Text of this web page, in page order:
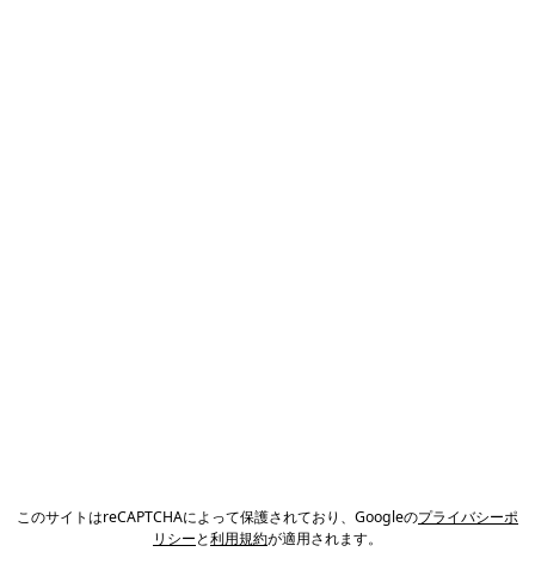
このサイトはreCAPTCHAによって保護されており、Googleのプライバシーポ
リシーと利用規約が適用されます。